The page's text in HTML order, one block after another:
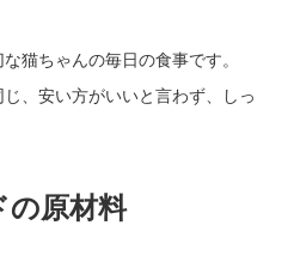
猫ちゃんの毎日の食事です。
、安い方がいいと言わず、しっ
原材料